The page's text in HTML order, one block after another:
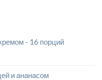
- 16 порций
и ананасом